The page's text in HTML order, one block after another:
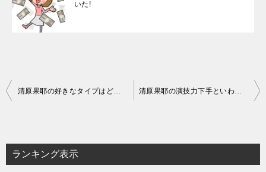
いた!
投
ビ
ゲ
清原果耶の好きなタイプはどんな人？彼氏は？ 清原果耶の演技力下手といわれる？そういわれるキッカケは何
ランキング表示